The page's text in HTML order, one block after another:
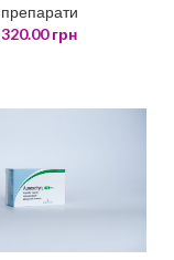
препарати
320.00грн